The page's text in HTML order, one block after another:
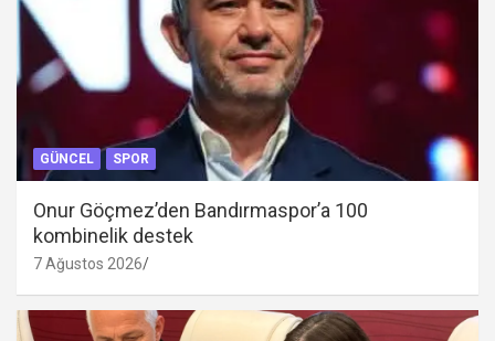
GÜNCEL SPOR
Onur Göçmez’den Bandırmaspor’a 100
kombinelik destek
7 Ağustos 2026